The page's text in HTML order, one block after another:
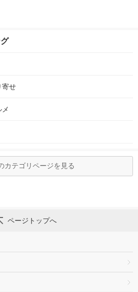
寄せ
カテゴリページを見る
ページトップへ